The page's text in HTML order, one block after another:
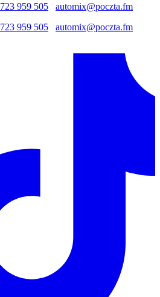
723 959 505
automix@poczta.fm
723 959 505
automix@poczta.fm